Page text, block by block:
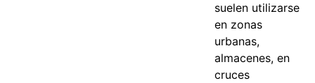
suelen utilizarse
en zonas
urbanas,
almacenes, en
cruces